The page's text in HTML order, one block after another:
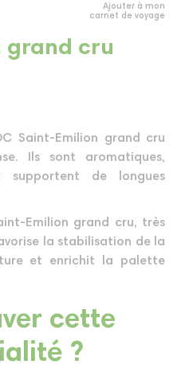
Ajouter à mon
carnet de voyage
grand cru
Saint-Emilion grand cru
Ils sont aromatiques,
supportent de longues
Emilion grand cru, très
la stabilisation de la
et enrichit la palette
cette
?